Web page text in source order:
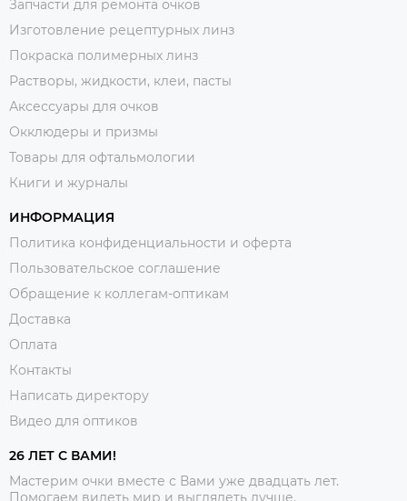
Запчасти для ремонта очков
Изготовление рецептурных линз
Покраска полимерных линз
Растворы, жидкости, клеи, пасты
Аксессуары для очков
Окклюдеры и призмы
Товары для офтальмологии
Книги и журналы
ИНФОРМАЦИЯ
Политика конфиденциальности и оферта
Пользовательское соглашение
Обращение к коллегам-оптикам
Доставка
Оплата
Контакты
Написать директору
Видео для оптиков
26 ЛЕТ С ВАМИ!
Мастерим очки вместе с Вами уже двадцать лет.
Помогаем видеть мир и выглядеть лучше.